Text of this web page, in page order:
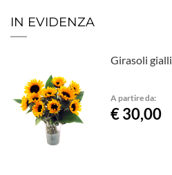
IN EVIDENZA
Girasoli gialli
A partire da:
€ 30,00